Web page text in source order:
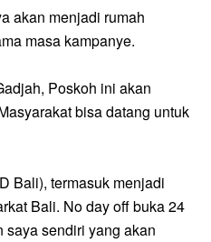
akan menjadi rumah
masa kampanye.
Poskoh ini akan
bisa datang untuk
Bali), termasuk menjadi
Bali. No day off buka 24
saya sendiri yang akan